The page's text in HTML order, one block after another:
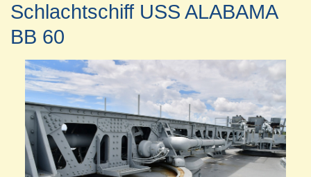
Schlachtschiff USS ALABAMA
BB 60